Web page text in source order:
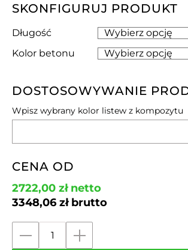
SKONFIGURUJ PRODUKT
Długość
Kolor betonu
DOSTOSOWYWANIE
Wpisz wybrany kolor listew z kompozytu
CENA OD
2722,00 złnetto
3348,06 złbrutto